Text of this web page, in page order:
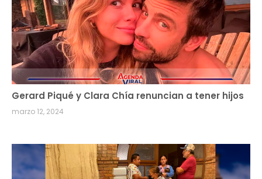
Gerard Piqué y Clara Chía renuncian a tener hijos
marzo 12, 2024